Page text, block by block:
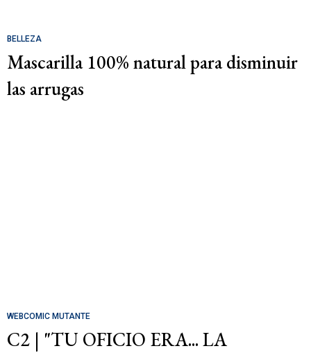
BELLEZA
Mascarilla 100% natural para disminuir
las arrugas
WEBCOMIC MUTANTE
C2 | "TU OFICIO ERA... LA